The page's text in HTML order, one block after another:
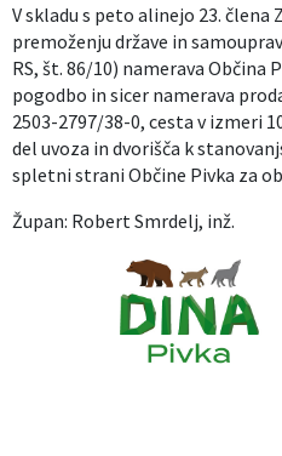
V skladu s peto alinejo 23. člena
premoženju države in
RS, št. 86/10) namerava Občina
pogodbo in sicer namerava
2503-2797/38-0, cesta v izmeri
del uvoza in dvorišča k
spletni strani Občine Pivka za
Župan: Robert